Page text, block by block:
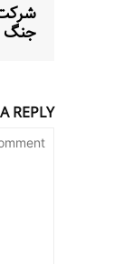
جنگ
REPLY